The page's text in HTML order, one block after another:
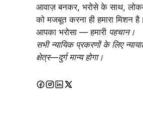
आवाज़ बनकर, भरोसे के साथ,
को मजबूत करना ही हमारा मिशन है।
आपका भरोसा — हमारी पहचान।
सभी न्यायिक प्रकरणों के लिए
क्षेत्र—दुर्ग मान्य होगा।